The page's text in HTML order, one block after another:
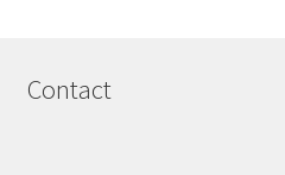
Contact